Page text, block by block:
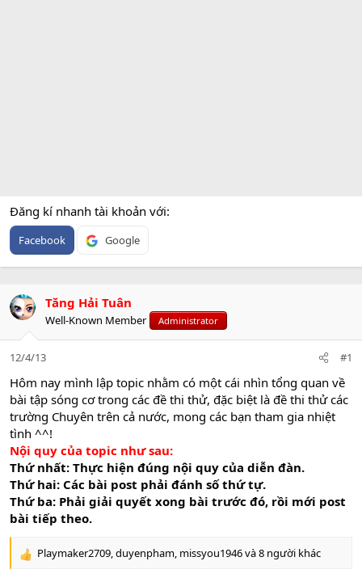
Đăng kí nhanh tài khoản với
Facebook Google
Tăng Hải Tuân
Well-Known Member Administrator
12/4/13 #1
Hôm nay mình lập topic nhằm có một cái nhìn tổng quan về
bài tập sóng cơ trong các đề thi thử, đặc biệt là đề thi thử các
trường Chuyên trên cả nước, mong các bạn tham gia nhiệt
tình ^^!
Nội quy của topic như sau:
Thứ nhất: Thực hiện đúng nội quy của diễn đàn.
Thứ hai: Các bài post phải đánh số thứ tự.
Thứ ba: Phải giải quyết xong bài trước đó, rồi mới post
bài tiếp theo.
R
Playmaker2709,duyenpham, missyou1946và 8 người khác